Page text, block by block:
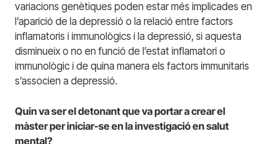
variacions genètiques poden estar més implicades en
l’aparició de la depressió o la relació entre factors
inflamatoris i immunològics i la depressió, si aquesta
disminueix o no en funció de l’estat inflamatori o
immunològic i de quina manera els factors immunitaris
s’associen a depressió.
Quin va ser el detonant que va portar a crear el
màster per iniciar-se en la investigació en salut
mental?